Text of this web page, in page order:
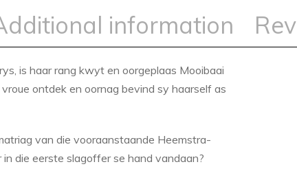
information
is haar rang kwyt en oorgeplaas Mooibaai
ontdek en oornag bevind sy haarself as
van die vooraanstaande Heemstra-
die eerste slagoffer se hand vandaan?